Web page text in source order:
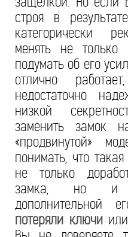
строя в
категорически
менять не
подумать об его
отлично
недостаточно
низкой
заменить замок
«продвинутой»
понимать, что
не только
замка, но и
дополнительной
потеряли ключиили